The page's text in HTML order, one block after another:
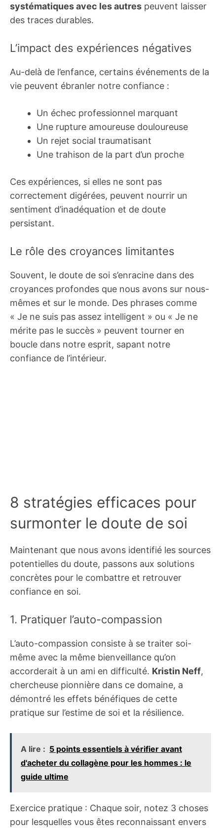
systématiques avec les autres peuvent laisser
des traces durables.
L’impact des expériences négatives
Au-delà de l’enfance, certains événements de la
vie peuvent ébranler notre confiance :
Un échec professionnel marquant
Une rupture amoureuse douloureuse
Un rejet social traumatisant
Une trahison de la part d’un proche
Ces expériences, si elles ne sont pas
correctement digérées, peuvent nourrir un
sentiment d’inadéquation et de doute
persistant.
Le rôle des croyances limitantes
Souvent, le doute de soi s’enracine dans des
croyances profondes que nous avons sur nous-
mêmes et sur le monde. Des phrases comme
« Je ne suis pas assez intelligent » ou « Je ne
mérite pas le succès » peuvent tourner en
boucle dans notre esprit, sapant notre
confiance de l’intérieur.
8 stratégies efficaces pour
surmonter le doute de soi
Maintenant que nous avons identifié les sources
potentielles du doute, passons aux solutions
concrètes pour le combattre et retrouver
confiance en soi.
1. Pratiquer l’auto-compassion
L’auto-compassion consiste à se traiter soi-
même avec la même bienveillance qu’on
accorderait à un ami en difficulté. Kristin Neff,
chercheuse pionnière dans ce domaine, a
démontré les effets bénéfiques de cette
pratique sur l’estime de soi et la résilience.
A lire : 5 points essentiels à vérifier avant
d'acheter du collagène pour les hommes : le
guide ultime
Exercice pratique : Chaque soir, notez 3 choses
pour lesquelles vous êtes reconnaissant envers